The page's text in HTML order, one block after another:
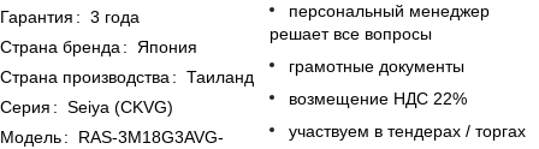
Гарантия : 3 года
Страна бренда :
Япония
Страна производства : Таиланд
Серия : Seiya (CKVG)
Модель:
RAS-3M18G3AVG-
персональный менеджер
решает все вопросы
грамотные документы
возмещение НДС 22%
участвуем в тендерах / торгах